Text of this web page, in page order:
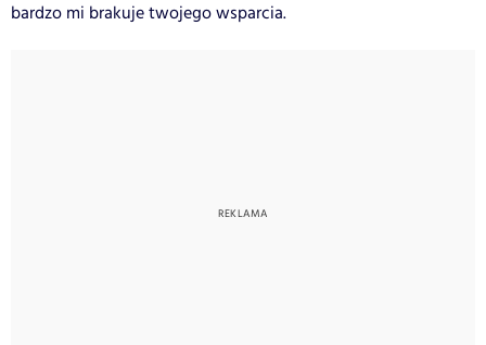
bardzo mi brakuje twojego wsparcia.